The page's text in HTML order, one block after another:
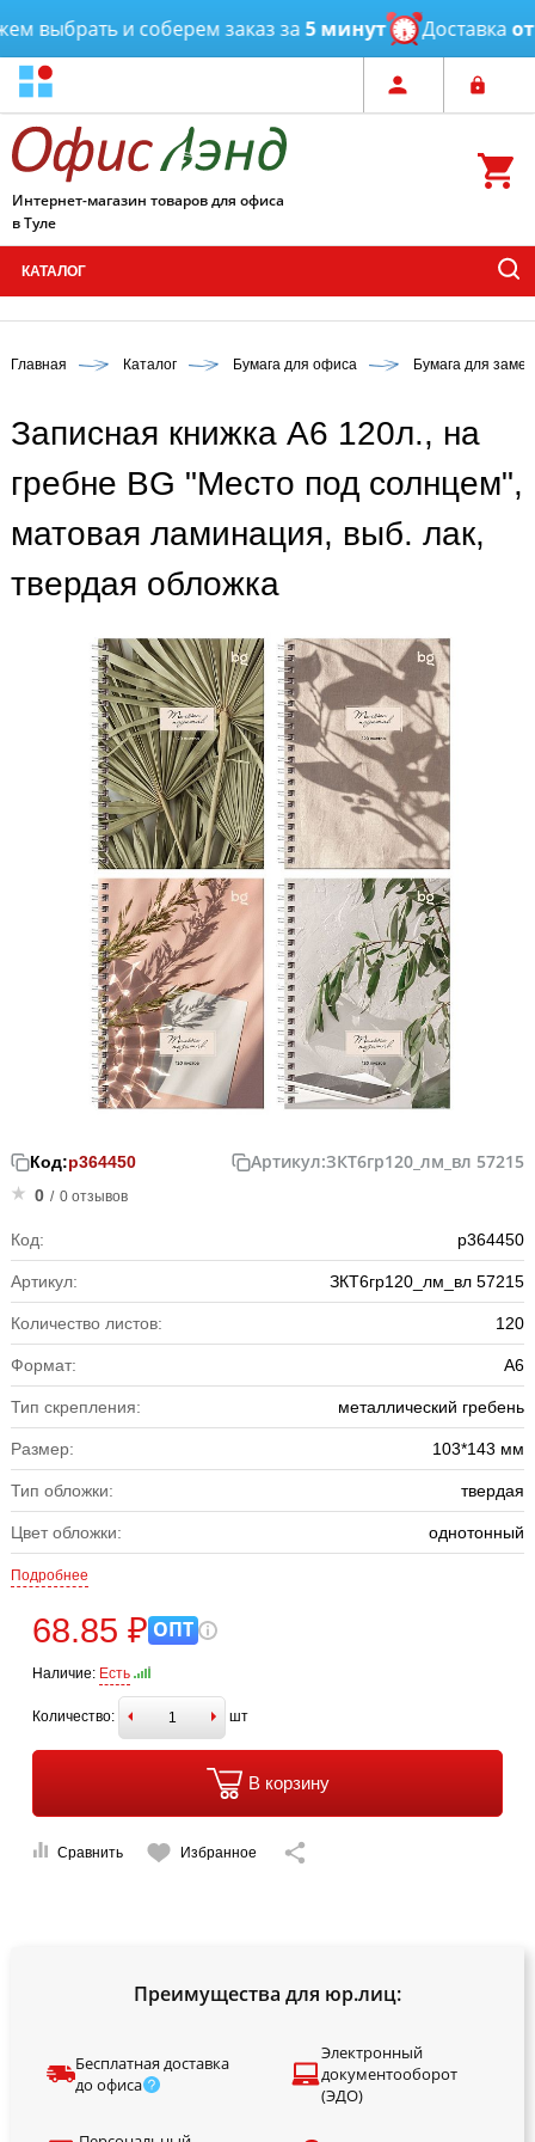
и соберем заказ за5 минут Доставкаот 3
Интернет-магазин товаров для офиса
в Туле
КАТАЛОГ
Главная Каталог Бумага для офиса Бумага для
Записная книжка А6 120л., на
гребне BG "Место под солнцем",
матовая ламинация, выб. лак,
твердая обложка
Код:р364450 Артикул:ЗКТ6гр120_лм_вл 57215
0 / 0 отзывов
Код: р364450
Артикул: ЗКТ6гр120_лм_вл 57215
Количество листов: 120
Формат: А6
Тип скрепления: металлический гребень
Размер: 103*143 мм
Тип обложки: твердая
Цвет обложки: однотонный
Подробнее
68.85 ₽ ОПТ
Наличие: Есть
Количество: шт
В корзину
Сравнить Избранное
Преимущества для юр.лиц:
Бесплатная доставка
до офиса
Электронный
документооборот
(ЭДО)